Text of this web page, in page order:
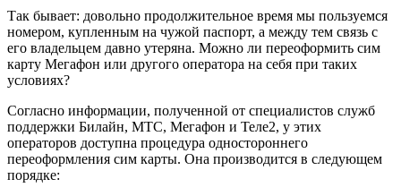
Так бывает: довольно продолжительное время мы пользуемся
номером, купленным на чужой паспорт, а между тем связь с
его владельцем давно утеряна. Можно ли переоформить сим
карту Мегафон или другого оператора на себя при таких
условиях?
Согласно информации, полученной от специалистов служб
поддержки Билайн, МТС, Мегафон и Теле2, у этих
операторов доступна процедура одностороннего
переоформления сим карты. Она производится в следующем
порядке: